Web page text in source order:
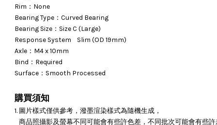
Rim ： None
Bearing Type：Curved Bearing
Bearing Size ： Size C (Large)
Response System
Slim (OD 19mm)
Axle ： M4 x 10mm
Bind：Required
Surface ： Smooth Processed
購買須知
1. 圖片樣式僅供參考，潑墨渲染樣式為隨機生成，
商品照攝影及螢幕不同可能會有些許色差，不同批次可能會有些